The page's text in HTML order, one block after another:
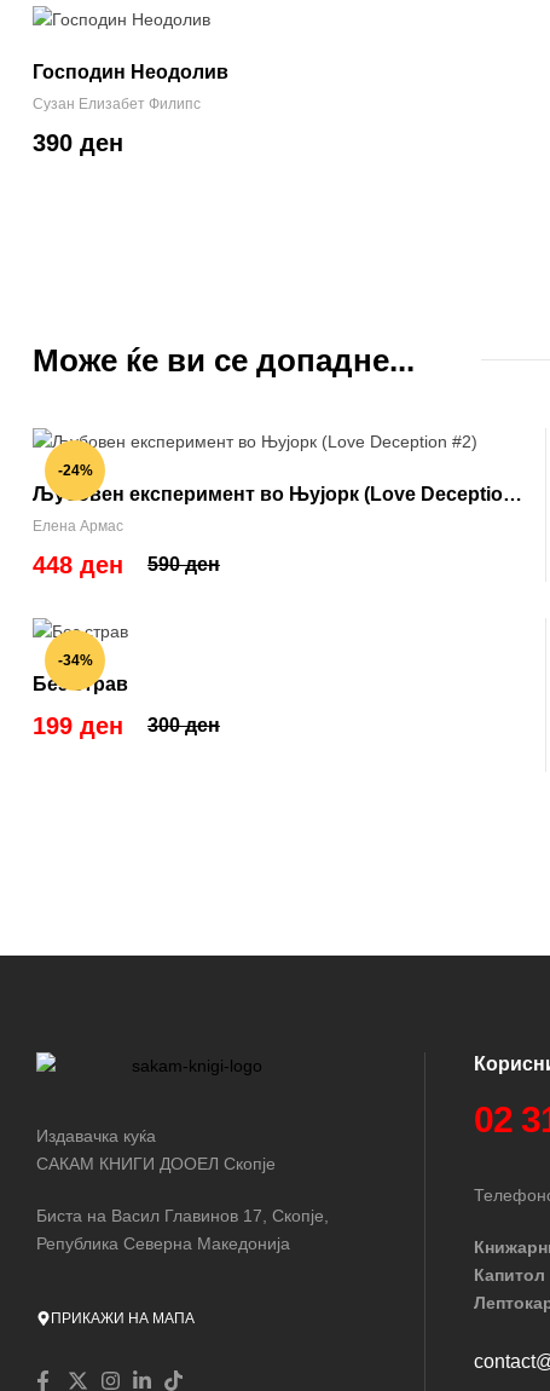
Господин Неодолив
Сузан Елизабет Филипс
390 ден
Може ќе ви се допадне...
-24%
Љубовен експеримент во Њујорк (Love Deception
#2)
Елена Армас
590 ден
448 ден
-34%
Без страв
300 ден
199 ден
Издавачка куќа
САКАМ КНИГИ ДООЕЛ Скопје
Биста на Васил Главинов 17, Скопје,
Република Северна Македонија
ПРИКАЖИ НА МАПА
02